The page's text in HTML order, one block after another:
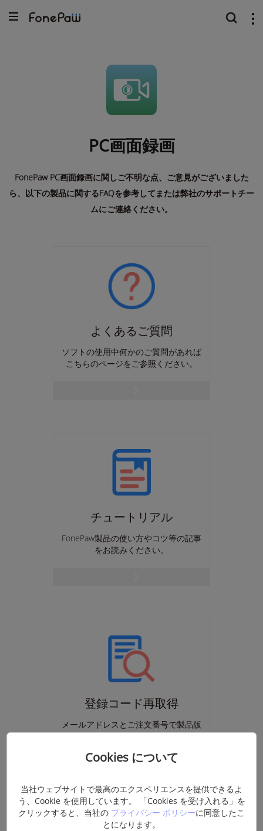
PC画面録画
FonePaw PC画面録画に関しご不明な点、ご意見がございました
ら、以下の製品に関するFAQを参考してまたは弊社のサポートチー
ムにご連絡ください。
よくあるご質問
ソフトの使用中何かのご質問があれば
こちらのページをご参照ください。
チュートリアル
FonePaw製品の使い方やコツ等の記事
をお読みください。
登録コード再取得
メールアドレスとご注文番号で製品版
登録用の登録コードを再取得できま
Cookies について
当社ウェブサイトで最高のエクスペリエンスを提供できるよ
う、Cookie を使用しています。 「Cookies を受け入れる」を
クリックすると、当社の プライバシー ポリシーに同意したこ
とになります。